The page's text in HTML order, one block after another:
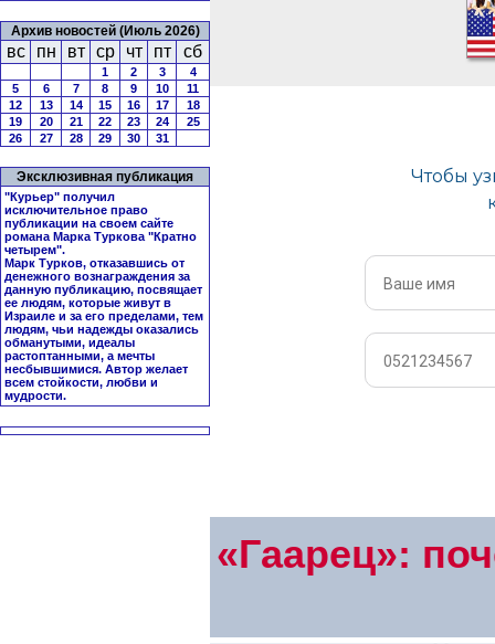
Архив новостей (Июль 2026)
вс пн вт ср чт пт сб
1 2 3
4
5
6 7 8 9 10
11
12
13 14 15 16 17
18
19
20 21 22 23 24
25
26
27 28 29 30 31
Эксклюзивная публикация
"Курьер" получил
исключительное право
публикации на своем сайте
романа Марка Туркова "Кратно
четырем".
Марк Турков, отказавшись от
денежного вознаграждения за
данную публикацию, посвящает
ее людям, которые живут в
Израиле и за его пределами, тем
людям, чьи надежды оказались
обманутыми, идеалы
растоптанными, а мечты
несбывшимися. Автор желает
всем стойкости, любви и
мудрости.
«Гаарец»: